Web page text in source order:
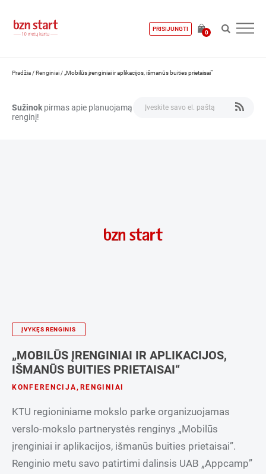
PRISIJUNGTI
0
Pradžia /Renginiai / „Mobilūs įrenginiai ir aplikacijos, išmanūs buities prietaisai“
Sužinok pirmas apie planuojamą
renginį!
ĮVYKĘS RENGINIS
„MOBILŪS ĮRENGINIAI IR APLIKACIJOS,
IŠMANŪS BUITIES PRIETAISAI“
KONFERENCIJA, RENGINIAI
KTU regioniniame mokslo parke organizuojamas
verslo-mokslo partnerystės renginys „Mobilūs
įrenginiai ir aplikacijos, išmanūs buities prietaisai”.
Renginio metu savo patirtimi dalinsis UAB „Appcamp”